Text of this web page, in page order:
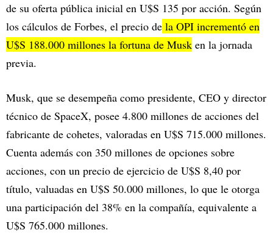
de su oferta pública inicial en U$S 135 por acción. Según
los cálculos de Forbes, el precio de la OPI incrementó en
U$S 188.000 millones la fortuna de Musk en la jornada
previa.
Musk, que se desempeña como presidente, CEO y director
técnico de SpaceX, posee 4.800 millones de acciones del
fabricante de cohetes, valoradas en U$S 715.000 millones.
Cuenta además con 350 millones de opciones sobre
acciones, con un precio de ejercicio de U$S 8,40 por
título, valuadas en U$S 50.000 millones, lo que le otorga
una participación del 38% en la compañía, equivalente a
U$S 765.000 millones.